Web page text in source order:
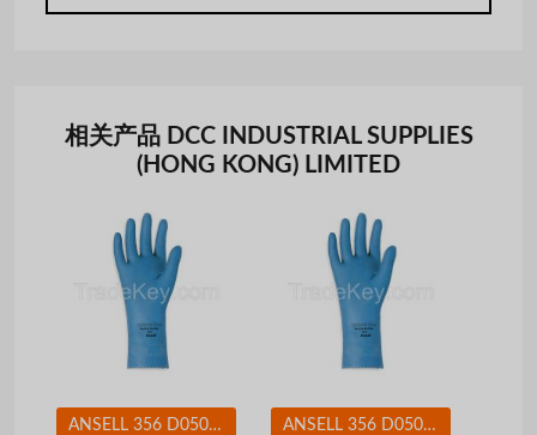
相关产品 DCC INDUSTRIAL SUPPLIES
(HONG KONG) LIMITED
ANSELL 356 D0508 Chemical Resistant Glove 17 mil Sz 8 PR ANSELL 356 D0508 Chemical Resistant Glove 17 mil Sz 9 PR